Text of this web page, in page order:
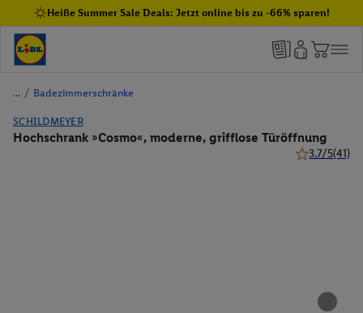
Heiße Summer Sale Deals: Jetzt online bis zu -66% sparen!
/ Badezimmerschränke
SCHILDMEYER
Hochschrank »Cosmo«, moderne, grifflose Türöffnung
3.7/5(41)